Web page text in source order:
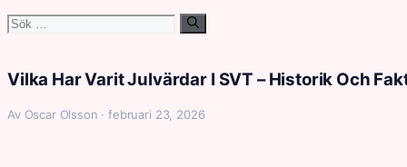
Sök
Vilka Har Varit Julvärdar I SVT – Historik Och
Av Oscar Olsson · februari 23, 2026